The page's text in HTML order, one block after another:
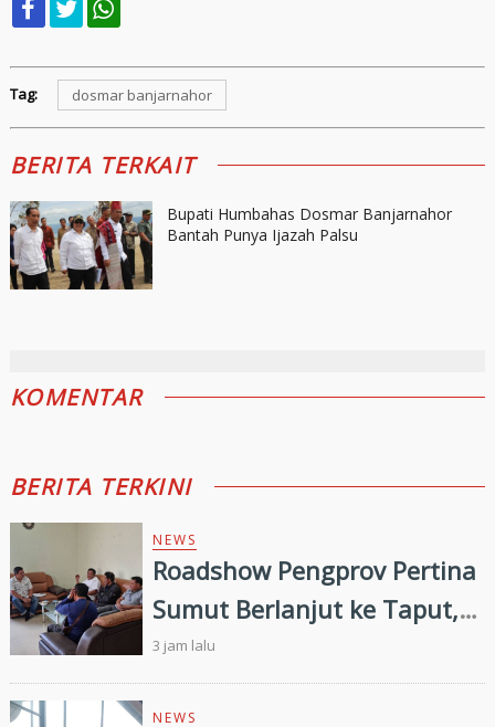
Tag: dosmar banjarnahor
BERITA TERKAIT
Bupati Humbahas Dosmar Banjarnahor
Bantah Punya Ijazah Palsu
KOMENTAR
BERITA TERKINI
NEWS
Roadshow Pengprov Pertina
Sumut Berlanjut ke Taput,
Pengkab Siap Dukung
Pembinaan dan Targetkan
3 jam lalu
NEWS